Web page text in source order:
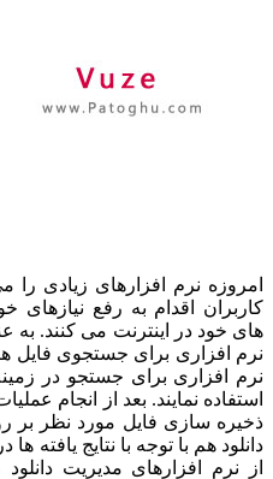
نرم افزارهای زیادی را می
اقدام به رفع نیازهای خود
خود در اینترنت می کنند. به
افزاری برای جستجوی فایل های
افزاری برای جستجو در زمینه
نمایند. بعد از انجام عملیات
سازی فایل مورد نظر بر روی
هم با توجه با نتایج یافته ها در
افزارهای مدیریت دانلود می